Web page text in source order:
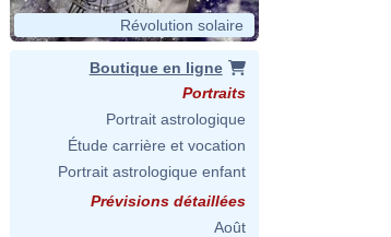
Révolution solaire
Boutique en ligne
Portraits
Portrait astrologique
Étude carrière et vocation
Portrait astrologique enfant
Prévisions détaillées
Août